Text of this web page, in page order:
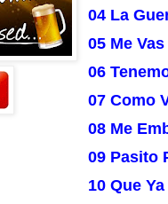
04 La
05 Me
06
07 Como
08 Me
09 Pasito
10 Que